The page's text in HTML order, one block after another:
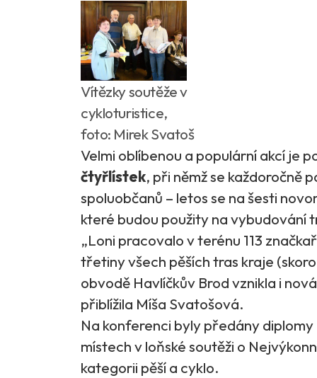
Vítězky soutěže v
cykloturistice,
foto: Mirek Svatoš
Velmi oblíbenou a populární akcí je
čtyřlístek, při němž se každoročně
spoluobčanů – letos se na šesti
které budou použity na vybudování
„Loni pracovalo v terénu 113
třetiny všech pěších tras kraje
obvodě Havlíčkův Brod vznikla i
přiblížila Míša Svatošová.
Na konferenci byly předány
místech v loňské soutěži o
kategorii pěší a cyklo.